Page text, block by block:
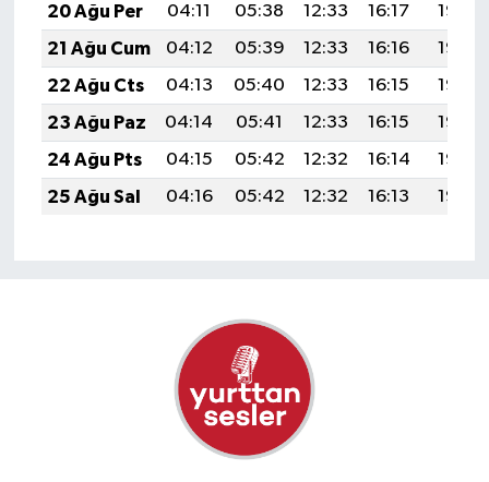
20 Ağu Per
04:11 05:38 12:33 16:17
19:18
21 Ağu Cum
04:12 05:39 12:33 16:16
19:17
22 Ağu Cts
04:13 05:40 12:33 16:15
19:16
23 Ağu Paz
04:14 05:41 12:33 16:15
19:14
24 Ağu Pts
04:15 05:42 12:32 16:14
19:13
25 Ağu Sal
04:16 05:42 12:32 16:13 19:12